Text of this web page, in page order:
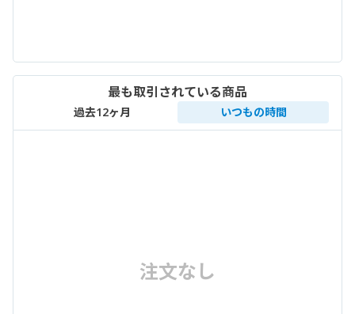
最も取引されている商品
過去12ヶ月 いつもの時間
注文なし